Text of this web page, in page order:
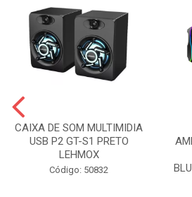
CAIXA DE SOM MULTIMIDIA
USB P2 GT-S1 PRETO
LEHMOX
Código: 50832